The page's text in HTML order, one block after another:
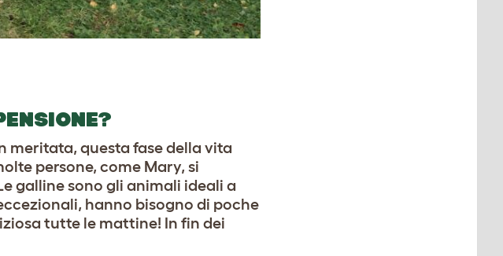
meritata, questa fase della vita
persone, come Mary, si
galline sono gli animali ideali a
hanno bisogno di poche
tutte le mattine! In fin dei